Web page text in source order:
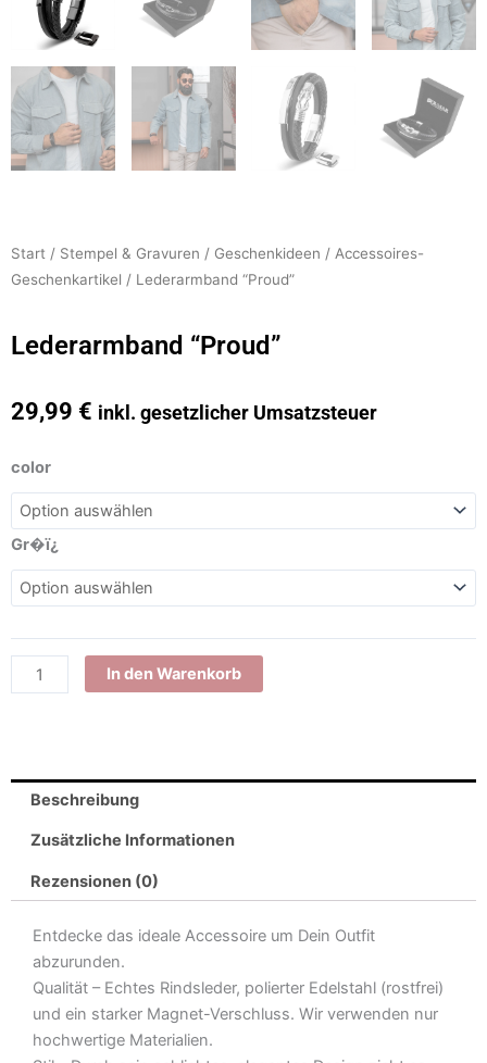
Start / Stempel & Gravuren / Geschenkideen / Accessoires-
Geschenkartikel / Lederarmband “Proud”
Lederarmband “Proud”
29,99 € inkl. gesetzlicher Umsatzsteuer
color
Gr�ï¿
Lederarmband
"Proud"
Menge
In den Warenkorb
Beschreibung
Zusätzliche Informationen
Rezensionen (0)
Entdecke das ideale Accessoire um Dein Outfit
abzurunden.
Qualität – Echtes Rindsleder, polierter Edelstahl (rostfrei)
und ein starker Magnet-Verschluss. Wir verwenden nur
hochwertige Materialien.